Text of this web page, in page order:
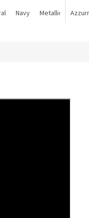
Lemon Digital Lavender
Navy Metallic Surf